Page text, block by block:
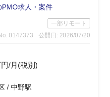
体的な運用、予算・コスト
PMO求人・案件
一部リモート
0147373
公開日: 2026/07/20
/月(税別)
/ 中野駅